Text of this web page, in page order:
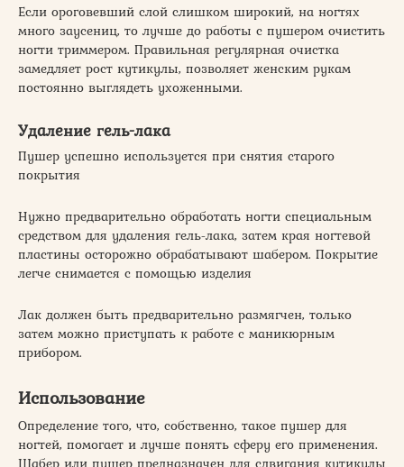
Если ороговевший слой слишком широкий, на ногтях
много заусениц, то лучше до работы с пушером очистить
ногти триммером. Правильная регулярная очистка
замедляет рост кутикулы, позволяет женским рукам
постоянно выглядеть ухоженными.
Удаление гель-лака
Пушер успешно используется при снятия старого
покрытия
Нужно предварительно обработать ногти специальным
средством для удаления гель-лака, затем края ногтевой
пластины осторожно обрабатывают шабером. Покрытие
легче снимается с помощью изделия
Лак должен быть предварительно размягчен, только
затем можно приступать к работе с маникюрным
прибором.
Использование
Определение того, что, собственно, такое пушер для
ногтей, помогает и лучше понять сферу его применения.